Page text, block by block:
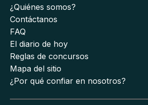
¿Quiénes somos?
Contáctanos
FAQ
El diario de hoy
Reglas de concursos
Mapa del sitio
¿Por qué confiar en nosotros?